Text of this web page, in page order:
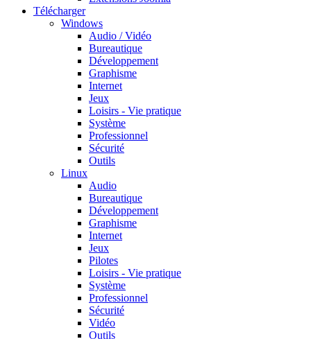
Télécharger
Windows
Audio / Vidéo
Bureautique
Développement
Graphisme
Internet
Jeux
Loisirs - Vie pratique
Système
Professionnel
Sécurité
Outils
Linux
Audio
Bureautique
Développement
Graphisme
Internet
Jeux
Pilotes
Loisirs - Vie pratique
Système
Professionnel
Sécurité
Vidéo
Outils